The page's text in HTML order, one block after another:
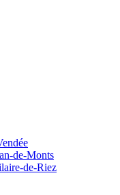
de-Monts
de-Riez